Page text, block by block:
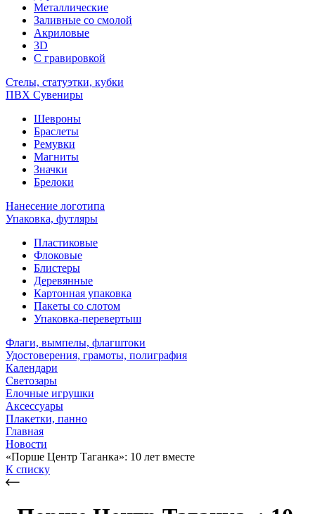
Металлические
Заливные со смолой
Акриловые
3D
C гравировкой
Стелы, статуэтки, кубки
ПВХ Сувениры
Шевроны
Браслеты
Ремувки
Магниты
Значки
Брелоки
Нанесение логотипа
Упаковка, футляры
Пластиковые
Флоковые
Блистеры
Деревянные
Картонная упаковка
Пакеты со слотом
Упаковка-перевертыш
Флаги, вымпелы, флагштоки
Удостоверения, грамоты, полиграфия
Календари
Светозары
Елочные игрушки
Аксессуары
Плакетки, панно
Главная
Новости
«Порше Центр Таганка»: 10 лет вместе
К списку